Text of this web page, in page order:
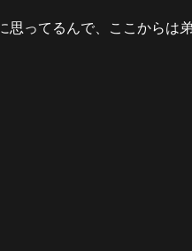
思ってるんで、ここからは